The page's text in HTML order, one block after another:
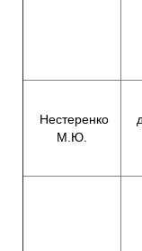
Нестеренко
М.Ю.